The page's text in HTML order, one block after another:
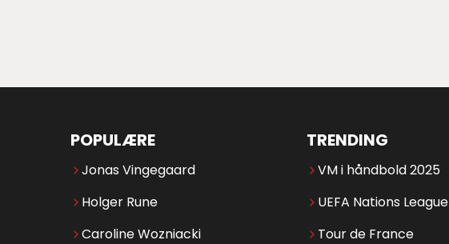
POPULÆRE
Jonas Vingegaard
Holger Rune
Caroline Wozniacki
TRENDING
VM i håndbold 2025
UEFA Nations League
Tour de France